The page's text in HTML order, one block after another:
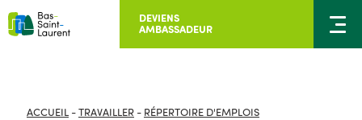
DEVIENS
AMBASSADEUR
ACCUEIL -TRAVAILLER- RÉPERTOIRE D'EMPLOIS